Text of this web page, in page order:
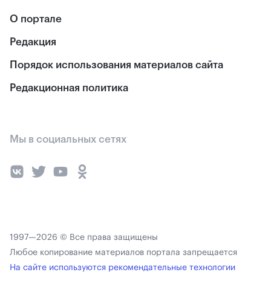
О портале
Редакция
Порядок использования материалов сайта
Редакционная политика
Мы в социальных сетях
1997—2026 © Все права защищены
Любое копирование материалов портала запрещается
На сайте используются рекомендательные технологии